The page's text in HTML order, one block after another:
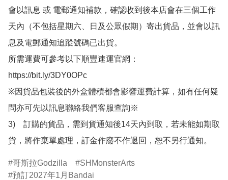
會以訊息 或 電郵通知補款，確認收到後本店會在三個工作
天內（不包括星期六、日及公眾假期）寄出貨品，並會以訊
息及電郵通知追蹤號碼已出貨。
所需運費可參考以下順豐速運官網：
https://bit.ly/3DY0OPc
※因貨品包裝後的外盒體積都會影響運費計算，如有任何疑
問亦可先以訊息聯絡我們客服查詢※
3)　訂購的貨品，需到貨通知後14天內到取，若未能如期取
貨，將作棄單處理，訂金作廢不作退回，恕不另行通知。
哥斯拉Godzilla
SHMonsterArts
預訂2027年1月Bandai